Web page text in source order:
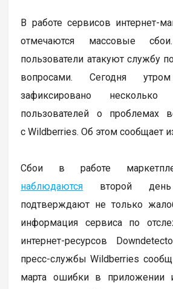
В работе сервисов интернет-
отмечаются массовые
пользователи атакуют службу
вопросами. Сегодня
зафиксировано несколько
пользователей о проблемах
с Wildberries. Об этом сообщает
Сбои в работе
наблюдаются второй
подтверждают не только
информация сервиса по
интернет-ресурсов
пресс-службы Wildberries
марта ошибки в приложении